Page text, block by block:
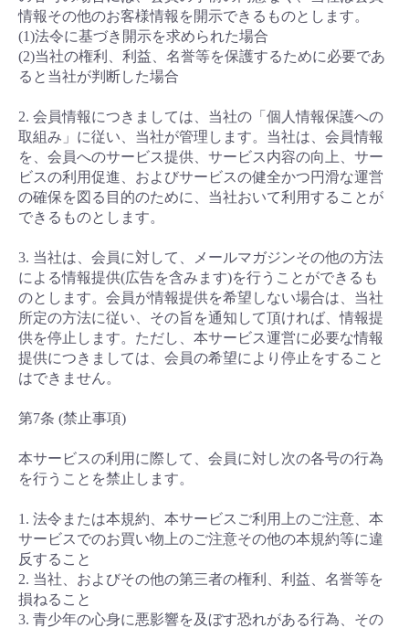
情報その他のお客様情報を開示できるものとします。
(1)法令に基づき開示を求められた場合
(2)当社の権利、利益、名誉等を保護するために必要であ
ると当社が判断した場合
2. 会員情報につきましては、当社の「個人情報保護への
取組み」に従い、当社が管理します。当社は、会員情報
を、会員へのサービス提供、サービス内容の向上、サー
ビスの利用促進、およびサービスの健全かつ円滑な運営
の確保を図る目的のために、当社おいて利用することが
できるものとします。
3. 当社は、会員に対して、メールマガジンその他の方法
による情報提供(広告を含みます)を行うことができるも
のとします。会員が情報提供を希望しない場合は、当社
所定の方法に従い、その旨を通知して頂ければ、情報提
供を停止します。ただし、本サービス運営に必要な情報
提供につきましては、会員の希望により停止をすること
はできません。
第7条 (禁止事項)
本サービスの利用に際して、会員に対し次の各号の行為
を行うことを禁止します。
1. 法令または本規約、本サービスご利用上のご注意、本
サービスでのお買い物上のご注意その他の本規約等に違
反すること
2. 当社、およびその他の第三者の権利、利益、名誉等を
損ねること
3. 青少年の心身に悪影響を及ぼす恐れがある行為、その